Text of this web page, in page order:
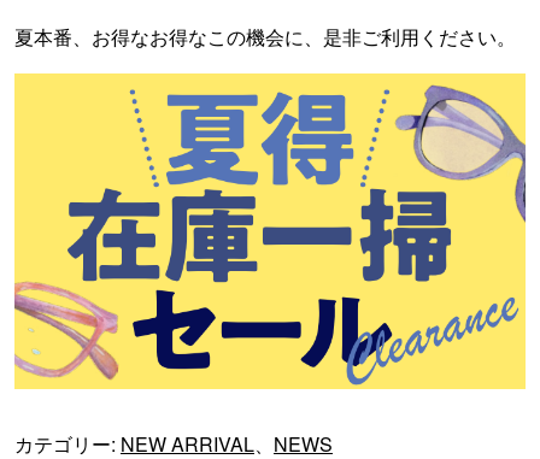
夏本番、お得なお得なこの機会に、是非ご利用ください。
カテゴリー: NEW ARRIVAL、 NEWS